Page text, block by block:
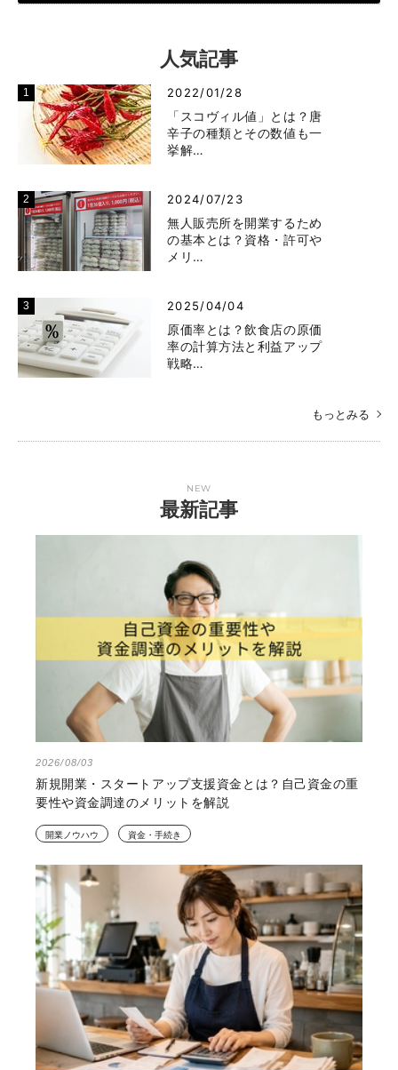
人気記事
2022/01/28
「スコヴィル値」とは？唐
辛子の種類とその数値も一
挙解…
2024/07/23
無人販売所を開業するため
の基本とは？資格・許可や
メリ…
2025/04/04
原価率とは？飲食店の原価
率の計算方法と利益アップ
戦略…
もっとみる
NEW
最新記事
2026/08/03
新規開業・スタートアップ支援資金とは？自己資金の重
要性や資金調達のメリットを解説
開業ノウハウ 資金・手続き